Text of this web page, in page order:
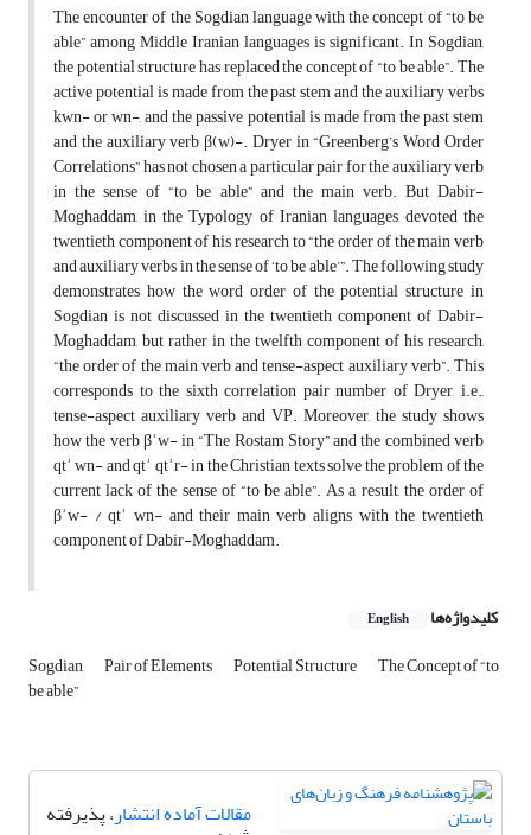
The encounter of the Sogdian language with the concept of “to be
able” among Middle Iranian languages is significant. In Sogdian,
the potential structure has replaced the concept of “to be able”. The
active potential is made from the past stem and the auxiliary verbs
kwn- or wn-, and the passive potential is made from the past stem
and the auxiliary verb β(w)-. Dryer in “Greenberg’s Word Order
Correlations” has not chosen a particular pair for the auxiliary verb
in the sense of “to be able” and the main verb. But Dabir-
Moghaddam, in the Typology of Iranian languages, devoted the
twentieth component of his research to “the order of the main verb
and auxiliary verbs in the sense of ‘to be able’”. The following study
demonstrates how the word order of the potential structure in
Sogdian is not discussed in the twentieth component of Dabir-
Moghaddam, but rather in the twelfth component of his research,
“the order of the main verb and tense-aspect auxiliary verb”. This
corresponds to the sixth correlation pair number of Dryer, i.e.,
tense-aspect auxiliary verb and VP. Moreover, the study shows
how the verb βʾw- in “The Rostam Story” and the combined verb
qtʾ wn- and qtʾ qtʾr- in the Christian texts solve the problem of the
current lack of the sense of “to be able”. As a result, the order of
βʾw- / qtʾ wn- and their main verb aligns with the twentieth
component of Dabir-Moghaddam.
کلیدواژه‌ها English
Sogdian Pair of Elements Potential Structure The Concept of “to
be able”
مقالات آماده انتشار، پذیرفته